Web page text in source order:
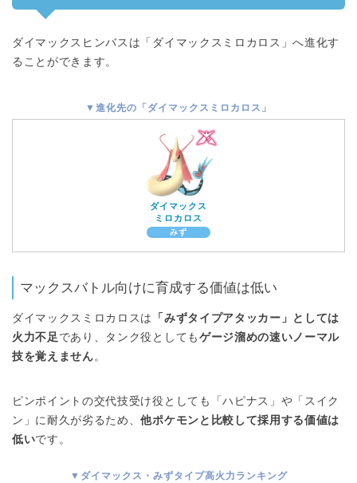
ダイマックスヒンバスは「ダイマックスミロカロス」へ進化す
ることができます。
▼進化先の「ダイマックスミロカロス」
ダイマックス
ミロカロス
みず
マックスバトル向けに育成する価値は低い
ダイマックスミロカロスは
「みずタイプアタッカー」としては
火力不足であり、タンク役としても ゲージ溜めの速いノーマル
技を覚えません。
ピンポイントの交代技受け役としても「ハピナス」や「スイク
ン」に耐久が劣るため、他ポケモンと比較して採用する価値は
低いです。
▼ダイマックス・みずタイプ高火力ランキング